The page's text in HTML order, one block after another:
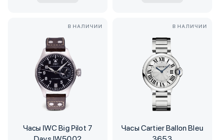
В НАЛИЧИИ
Часы IWC Big Pilot 7
В НАЛИЧИИ
Часы Cartier Ballon Bleu